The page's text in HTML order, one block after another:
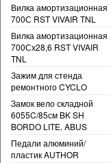
Вилка амортизационная
700С RST VIVAIR TNL
Вилка амортизационная
700Сх28,6 RST VIVAIR
TNL
Зажим для стенда
ремонтного CYCLO
Замок вело складной
6055C/85см BK SH
BORDO LITE. ABUS
Педали алюминий/
пластик AUTHOR